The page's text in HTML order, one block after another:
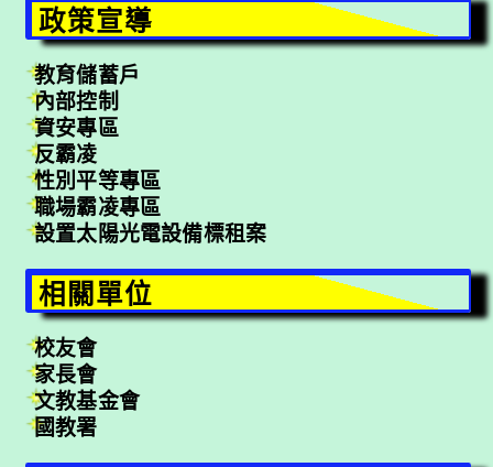
政策宣導
教育儲蓄戶
內部控制
資安專區
反霸凌
性別平等專區
職場霸凌專區
設置太陽光電設備標租案
相關單位
校友會
家長會
文教基金會
國教署